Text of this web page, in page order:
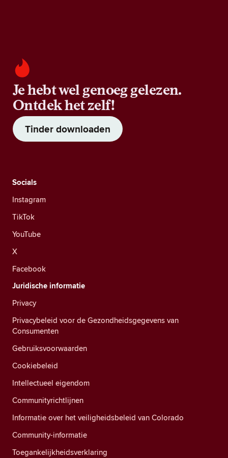
Je hebt wel genoeg gelezen.
Ontdek het zelf!
Tinder downloaden
Socials
Instagram
TikTok
YouTube
X
Facebook
Juridische informatie
Privacy
Privacybeleid voor de Gezondheidsgegevens van
Consumenten
Gebruiksvoorwaarden
Cookiebeleid
Intellectueel eigendom
Communityrichtlijnen
Informatie over het veiligheidsbeleid van Colorado
Community-informatie
Toegankelijkheidsverklaring